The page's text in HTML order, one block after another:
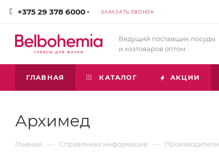
+375 29 378 6000 ЗАКАЗАТЬ ЗВОНОК
Ведущий поставщик посуды
и хозтоваров оптом
ГЛАВНАЯ КАТАЛОГ АКЦИИ
Архимед
Главная — Справочная информация — Производители